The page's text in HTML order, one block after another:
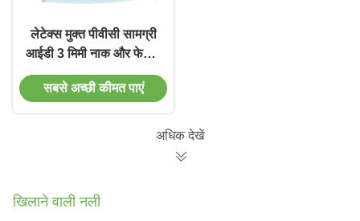
लेटेक्स मुक्त पीवीसी सामग्री
आईडी 3 मिमी नाक और फेफड़े
के वायुमार्ग ट्यूब के साथ कई
प्रकार
सबसे अच्छी कीमत पाएं
अधिक देखें
खिलाने वाली नली